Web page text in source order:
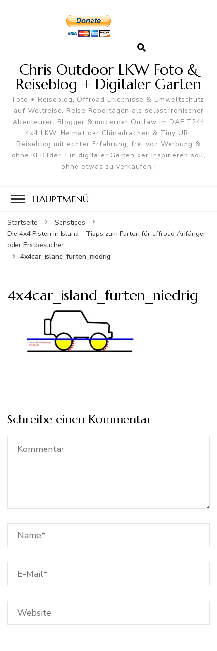
Chris Outdoor LKW Foto &
Reiseblog + Digitaler Garten
Foto + Reiseblog, Offroad Erlebnisse & Umweltschutz
auf Weltreise. Reise Reportagen als selbst ironischer
Abenteurer, Blogger & moderner Outlaw im DAF T244
4×4 LKW. Heimat der Chinadrachen & Tiny URL
Reiseblog mit echter Erfahrung, frei von Werbung &
ohne KI Bilder. Ein digitaler Garten der inspirieren soll,
ohne etwas zu verkaufen !
HAUPTMENÜ
Startseite
Sonstiges
Die 4x4 Pisten in Island - Tipps zum Furten für offroad Anfänger
oder Erstbesucher
4x4car_island_furten_niedrig
4x4car_island_furten_niedrig
Schreibe einen Kommentar